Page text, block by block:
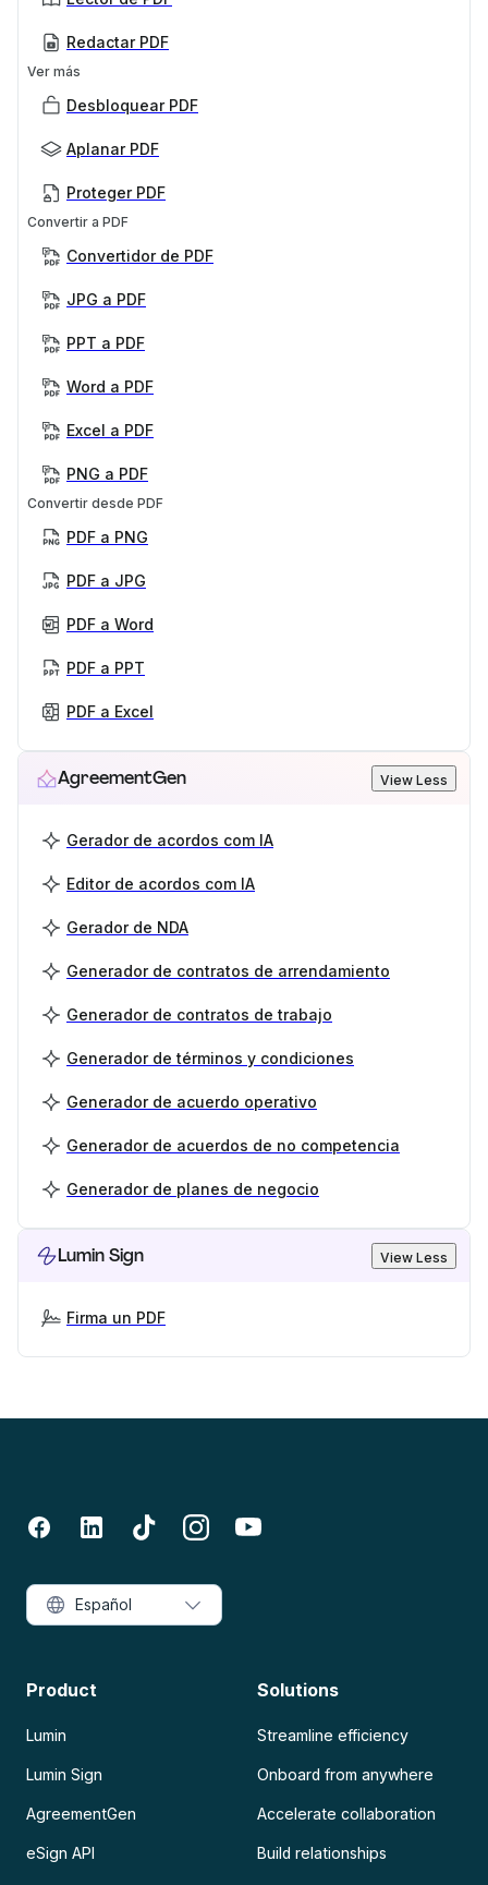
Redactar PDF
Ver más
Desbloquear PDF
Aplanar PDF
Proteger PDF
Convertir a PDF
Convertidor de PDF
JPG a PDF
PPT a PDF
Word a PDF
Excel a PDF
PNG a PDF
Convertir desde PDF
PDF a PNG
PDF a JPG
PDF a Word
PDF a PPT
PDF a Excel
AgreementGen View Less
Gerador de acordos com IA
Editor de acordos com IA
Gerador de NDA
Generador de contratos de arrendamiento
Generador de contratos de trabajo
Generador de términos y condiciones
Generador de acuerdo operativo
Generador de acuerdos de no competencia
Generador de planes de negocio
Lumin Sign View Less
Firma un PDF
Product
Lumin
Lumin Sign
AgreementGen
eSign API
Solutions
Streamline efficiency
Onboard from anywhere
Accelerate collaboration
Build relationships
Español